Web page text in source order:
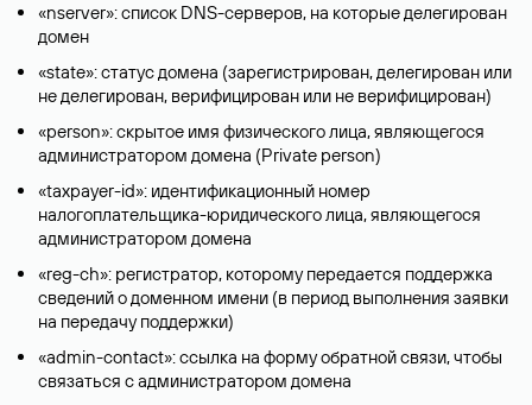
«nserver»: список DNS-серверов, на которые делегирован
домен
«state»: статус домена (зарегистрирован, делегирован или
не делегирован, верифицирован или не верифицирован)
«person»: скрытое имя физического лица, являющегося
администратором домена (Privatе person)
«taxpayer-id»: идентификационный номер
налогоплательщика-юридического лица, являющегося
администратором домена
«reg-ch»: регистратор, которому передается поддержка
сведений о доменном имени (в период выполнения заявки
на передачу поддержки)
«admin-contact»: ссылка на форму обратной связи, чтобы
связаться с администратором домена